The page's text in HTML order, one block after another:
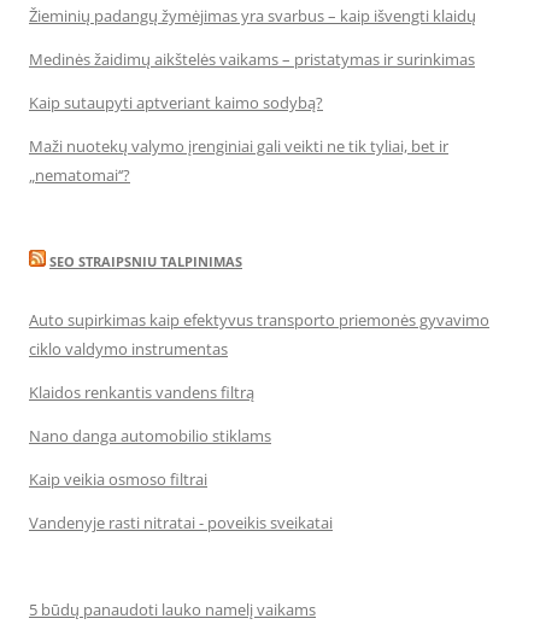
Žieminių padangų žymėjimas yra svarbus – kaip išvengti klaidų
Medinės žaidimų aikštelės vaikams – pristatymas ir surinkimas
Kaip sutaupyti aptveriant kaimo sodybą?
Maži nuotekų valymo įrenginiai gali veikti ne tik tyliai, bet ir
„nematomai‘‘?
SEO STRAIPSNIU TALPINIMAS
Auto supirkimas kaip efektyvus transporto priemonės gyvavimo
ciklo valdymo instrumentas
Klaidos renkantis vandens filtrą
Nano danga automobilio stiklams
Kaip veikia osmoso filtrai
Vandenyje rasti nitratai - poveikis sveikatai
5 būdų panaudoti lauko namelį vaikams